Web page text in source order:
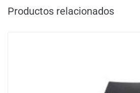
Productos relacionados